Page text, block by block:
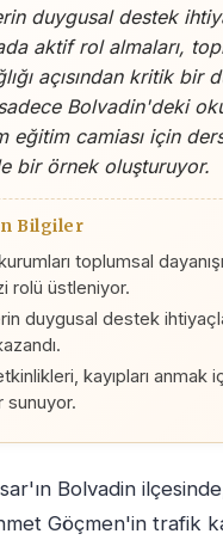
duygusal destek
aktif rol almaları,
açısından kritik bir
Bolvadin'deki
eğitim camiası için
bir örnek oluşturuyor.
Bilgiler
toplumsal
rolü üstleniyor.
duygusal destek
kayıpları anmak
sunuyor.
Bolvadin
Göçmen'in trafik